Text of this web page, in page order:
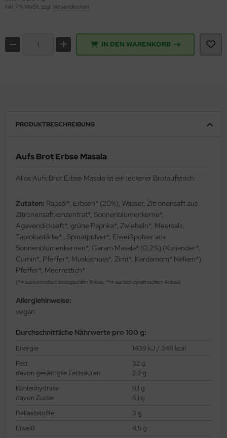
inkl. 7 % MwSt. zzgl. Versandkosten
IN DEN WARENKORB
PRODUKTBESCHREIBUNG
Aufs Brot Erbse Masala
Allos Aufs Brot Erbse Masala ist ein leckerer Brotaufstrich
Zutaten: Rapsöl*, Erbsen* (20%), Wasser, Zitronensaft aus
Zitronensaftkonzentrat*, Sonnenblumenkerne*,
Agavendicksaft*, grüne Paprika*, Zwiebeln*, Meersalz,
Tapiokastärke* , Spinatpulver*, Eiweißpulver aus
Sonnenblumenkernen*, Garam Masala* (0,2%) (Koriander*,
Cumin*, Pfeffer*, Muskatnuss*, Zimt*, Kardamom* Nelken*),
Pfeffer*, Meerrettich*
(* = aus kontrolliert biologischem Anbau, ** = aus biol.dynamischem Anbau)
Allergiehinweise:
vegan
Durchschnittliche Nährwerte pro 100 g:
Energie
1439 kJ / 348 kcal
Fett
davon gesättigte Fettsäuren
32 g
2,2 g
Kohlenhydrate
davon Zucker
9,1 g
6,1 g
Ballaststoffe
3 g
Eiweiß
4,5 g